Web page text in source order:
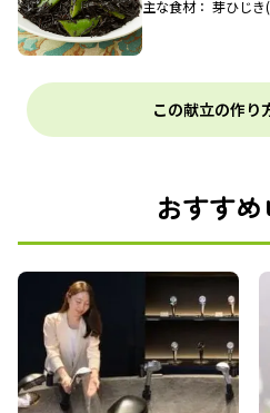
主な食材： 芽ひじ
この献立の作り
おすす